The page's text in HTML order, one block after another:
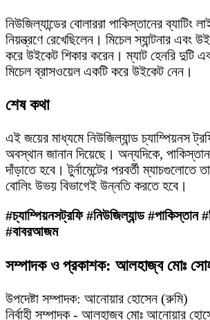
নিউজিল্যান্ডের বোলাররা পাকিস্তানের ব্যাটিং
নিয়ন্ত্রণে রেখেছিলেন। মিচেল স্যান্টনার এবং
করে উইকেট শিকার করেন। ম্যাট হেনরি দুটি
মিচেল ব্রাসওয়েল একটি করে উইকেট নেন।
শেষ কথা
এই জয়ের মাধ্যমে নিউজিল্যান্ড চ্যাম্পিয়নস
অবস্থান জানান দিয়েছে। অন্যদিকে,
দাঁড়াতে হবে। টুর্নামেন্টের পরবর্তী ম্যাচগুলোতে
বোলিং উভয় বিভাগেই উন্নতি করতে হবে।
#চ্যাম্পিয়নসট্রফি #নিউজিল্যান্ড #পাকিস্তান
#বাবরআজম
সম্পাদক ও প্রকাশক: আলহাজ্ব মোঃ
উপদেষ্টা সম্পাদক: আনোয়ার হোসেন (রুমি)
নির্বাহী সম্পাদক - আলহাজ্ব মোঃ আনোয়ার